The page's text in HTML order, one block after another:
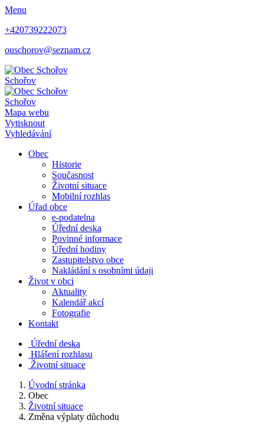
Menu
+420739222073
ouschorov@seznam.cz
Schořov
Schořov
Mapa webu
Vytisknout
Vyhledávání
Obec
Historie
Současnost
Životní situace
Mobilní rozhlas
Úřad obce
e-podatelna
Úřední deska
Povinné informace
Úřední hodiny
Zastupitelstvo obce
Nakládání s osobními údaji
Život v obci
Aktuality
Kalendář akcí
Fotografie
Kontakt
Úřední deska
Hlášení rozhlasu
Životní situace
Úvodní stránka
Obec
Životní situace
Změna výplaty důchodu